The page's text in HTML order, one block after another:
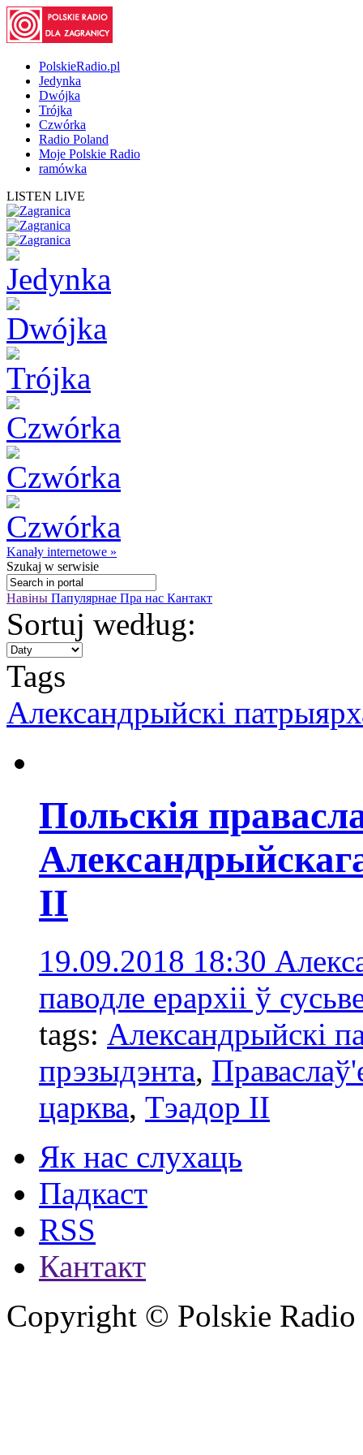
PolskieRadio.pl
Jedynka
Dwójka
Trójka
Czwórka
Radio Poland
Moje Polskie Radio
ramówka
LISTEN LIVE
Kanały internetowe »
Szukaj w serwisie
Навіны Папулярнае Пра нас Кантакт
Sortuj według:
Tags
Александрыйскі
Польскія
ІІ
19.09.2018 18:30
паводле ерархіі ў
tags: Александрыйскі
прэзыдэнта,
царква, Тэадор ІІ
Як нас слухаць
Падкаст
RSS
Кантакт
Copyright © Polskie